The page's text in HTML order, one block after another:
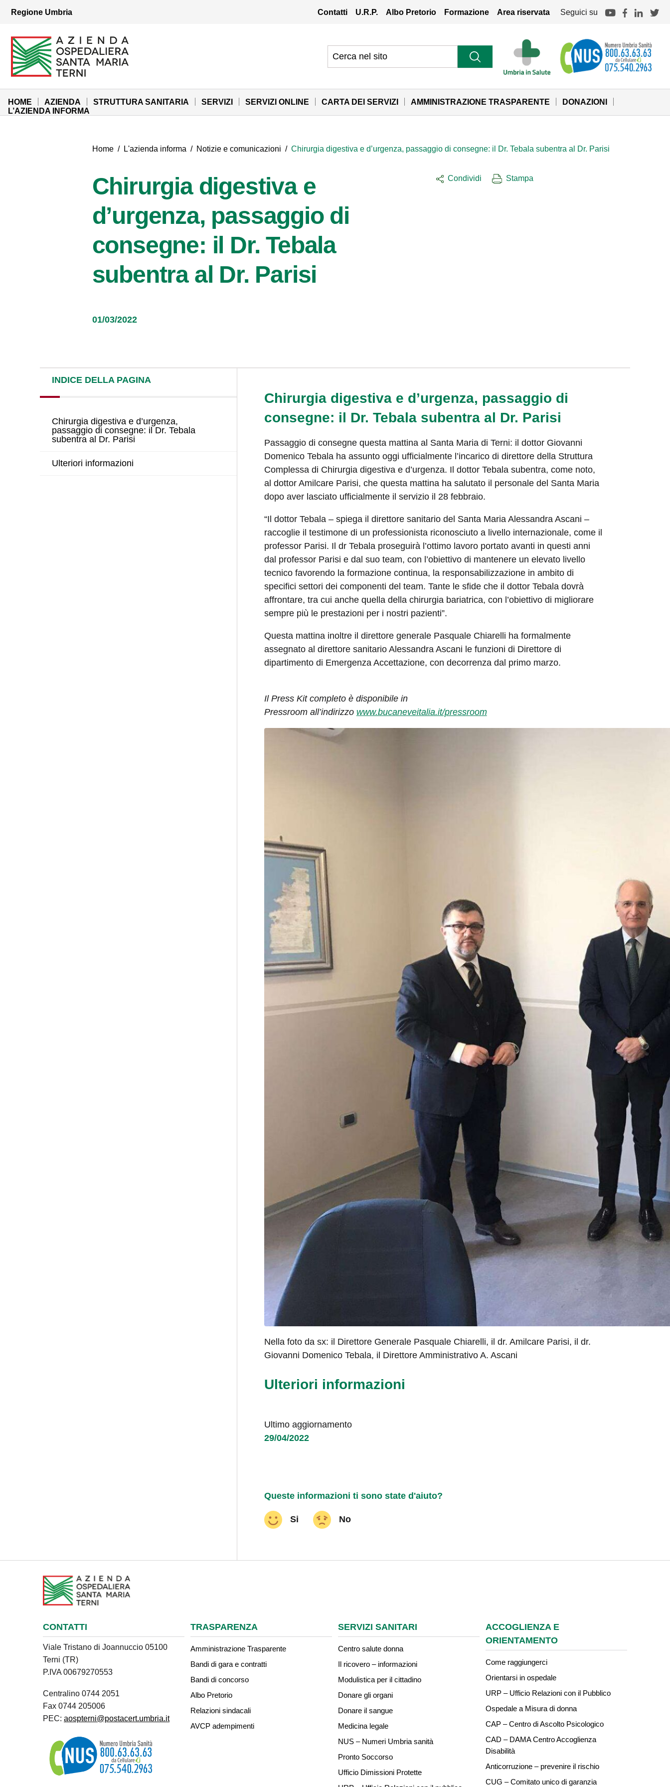
Vai al menu di navigazione
Regione Umbria Contatti U.R.P. Albo Pretorio Formazione Area riservata Seguici su
Azienda Ospedaliera Santa Maria di Terni
Sito Istituzionale
HOME AZIENDA STRUTTURA SANITARIA SERVIZI SERVIZI ONLINE CARTA DEI SERVIZI AMMINISTRAZIONE TRASPARENTE
DONAZIONI
L’AZIENDA INFORMA
Home / L'azienda informa / Notizie e comunicazioni / Chirurgia digestiva e d’urgenza, passaggio di consegne: il Dr. Tebala subentra al Dr. Parisi
Chirurgia digestiva e
d’urgenza, passaggio di
consegne: il Dr. Tebala
subentra al Dr. Parisi
01/03/2022
Condividi Stampa
INDICE DELLA PAGINA
Chirurgia digestiva e d’urgenza,
passaggio di consegne: il Dr. Tebala
subentra al Dr. Parisi
Ulteriori informazioni
Chirurgia digestiva e d’urgenza, passaggio di
consegne: il Dr. Tebala subentra al Dr. Parisi
Passaggio di consegne questa mattina al Santa Maria di Terni: il dottor Giovanni
Domenico Tebala ha assunto oggi ufficialmente l’incarico di direttore della Struttura
Complessa di Chirurgia digestiva e d’urgenza. Il dottor Tebala subentra, come noto,
al dottor Amilcare Parisi, che questa mattina ha salutato il personale del Santa Maria
dopo aver lasciato ufficialmente il servizio il 28 febbraio.
“Il dottor Tebala – spiega il direttore sanitario del Santa Maria Alessandra Ascani –
raccoglie il testimone di un professionista riconosciuto a livello internazionale, come il
professor Parisi. Il dr Tebala proseguirà l’ottimo lavoro portato avanti in questi anni
dal professor Parisi e dal suo team, con l’obiettivo di mantenere un elevato livello
tecnico favorendo la formazione continua, la responsabilizzazione in ambito di
specifici settori dei componenti del team. Tante le sfide che il dottor Tebala dovrà
affrontare, tra cui anche quella della chirurgia bariatrica, con l’obiettivo di migliorare
sempre più le prestazioni per i nostri pazienti”.
Questa mattina inoltre il direttore generale Pasquale Chiarelli ha formalmente
assegnato al direttore sanitario Alessandra Ascani le funzioni di Direttore di
dipartimento di Emergenza Accettazione, con decorrenza dal primo marzo.
Il Press Kit completo è disponibile in
Pressroom all’indirizzo www.bucaneveitalia.it/pressroom
Nella foto da sx: il Direttore Generale Pasquale Chiarelli, il dr. Amilcare Parisi, il dr.
Giovanni Domenico Tebala, il Direttore Amministrativo A. Ascani
Ulteriori informazioni
Ultimo aggiornamento
29/04/2022
Queste informazioni ti sono state d'aiuto?
Si No
CONTATTI
Viale Tristano di Joannuccio 05100
Terni (TR)
P.IVA 00679270553
Centralino 0744 2051
Fax 0744 205006
PEC: aospterni@postacert.umbria.it
TRASPARENZA
Amministrazione Trasparente
Bandi di gara e contratti
Bandi di concorso
Albo Pretorio
Relazioni sindacali
AVCP adempimenti
SERVIZI SANITARI
Centro salute donna
Il ricovero – informazioni
Modulistica per il cittadino
Donare gli organi
Donare il sangue
Medicina legale
NUS – Numeri Umbria sanità
Pronto Soccorso
Ufficio Dimissioni Protette
ACCOGLIENZA E
ORIENTAMENTO
Come raggiungerci
Orientarsi in ospedale
URP – Ufficio Relazioni con il Pubblico
Ospedale a Misura di donna
CAP – Centro di Ascolto Psicologico
CAD – DAMA Centro Accoglienza
Disabilità
Anticorruzione – prevenire il rischio
CUG – Comitato unico di garanzia